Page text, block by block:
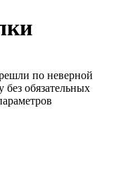
по неверной
обязательных